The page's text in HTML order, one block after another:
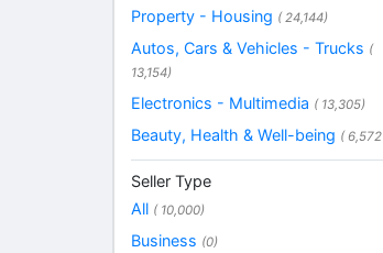
Property - Housing ( 24,144)
Autos, Cars & Vehicles - Trucks (
13,154)
Electronics - Multimedia ( 13,305)
Beauty, Health & Well-being ( 6,572
Seller Type
All ( 10,000)
Business (0)